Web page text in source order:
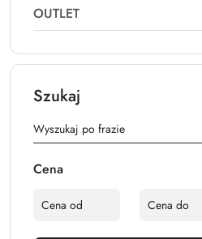
OUTLET
Szukaj
Cena